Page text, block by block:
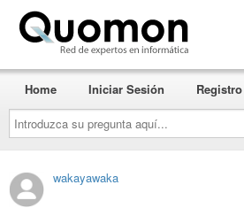
Introduzca
su
pregunta
aquí...
Home Iniciar Sesión Registro
wakayawaka